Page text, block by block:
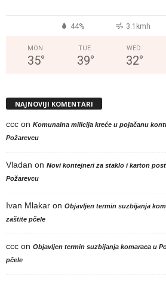
44% 3.1kmh
MON
35°
TUE
39°
WED
32°
NAJNOVIJI KOMENTARI
ccc on Komunalna milicija kreće u pojačanu
Požarevcu
Vladan on Novi kontejneri za staklo i karton
Požarevcu
Ivan Mlakar on Objavljen termin suzbijanja
zaštite pčele
ccc on Objavljen termin suzbijanja komaraca u
pčele